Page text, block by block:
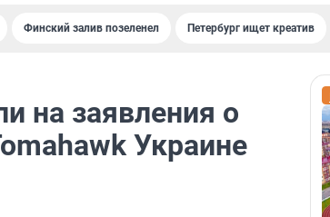
Финский залив позеленел Петербург ищет креатив
на заявления о
Украине